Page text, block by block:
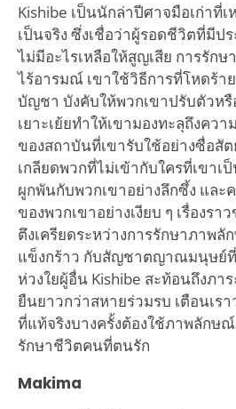
Kishibe เป็นนักล่าปีศาจมือเก่าที่
เป็นจริง ซึ่งเชื่อว่าผู้รอดชีวิตที่มีป
ไม่มีอะไรเหลือให้สูญเสีย การรัก
ไร้อารมณ์ เขาใช้วิธีการที่โหดร้า
บัญชา บังคับให้พวกเขาปรับตัวห
เยาะเย้ยทำให้เขามองทะลุถึงคว
ของสถาบันที่เขารับใช้อย่างซื่อสั
เกลียดพวกที่ไม่เข้ากับใครที่เขาเ
ผูกพันกับพวกเขาอย่างลึกซึ้ง แล
ของพวกเขาอย่างเงียบ ๆ เรื่องรา
ตึงเครียดระหว่างการรักษาภาพ
แข็งกร้าว กับสัญชาตญาณมนุษย์ที่
ห่วงใยผู้อื่น Kishibe สะท้อนถึงภา
ยืนยาวกว่าสหายร่วมรบ เตือนเร
ที่แท้จริงบางครั้งต้องใช้ภาพลักษ
รักษาชีวิตคนที่ตนรัก
Makima